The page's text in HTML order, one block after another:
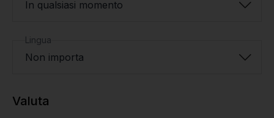
In qualsiasi momento
Lingua
Non importa
Valuta